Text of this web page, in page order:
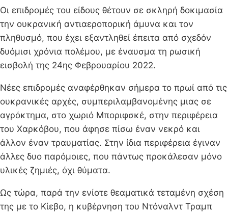
Οι επιδρομές του είδους θέτουν σε σκληρή δοκιμασία
την ουκρανική αντιαεροπορική άμυνα και τον
πληθυσμό, που έχει εξαντληθεί έπειτα από σχεδόν
δυόμισι χρόνια πολέμου, με έναυσμα τη ρωσική
εισβολή της 24ης Φεβρουαρίου 2022.
Νέες επιδρομές αναφέρθηκαν σήμερα το πρωί από τις
ουκρανικές αρχές, συμπεριλαμβανομένης μιας σε
αγρόκτημα, στο χωριό Μποριφσκέ, στην περιφέρεια
του Χαρκόβου, που άφησε πίσω έναν νεκρό και
άλλον έναν τραυματίας. Στην ίδια περιφέρεια έγιναν
άλλες δυο παρόμοιες, που πάντως προκάλεσαν μόνο
υλικές ζημιές, όχι θύματα.
Ως τώρα, παρά την ενίοτε θεαματικά τεταμένη σχέση
της με το Κίεβο, η κυβέρνηση του Ντόναλντ Τραμπ